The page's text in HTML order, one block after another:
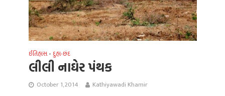
ઈતિહાસ • દુહા-છંદ
લીલી નાઘેર પંથક
October 1, 2014 Kathiyawadi Khamir